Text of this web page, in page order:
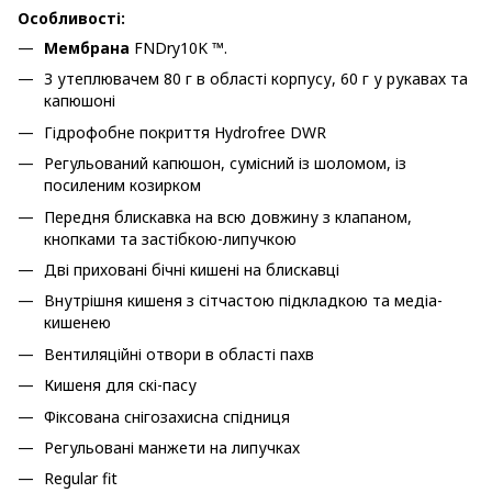
Особливості:
Мембрана FNDry10K ™.
З утеплювачем 80 г в області корпусу, 60 г у рукавах та
капюшоні
Гідрофобне покриття Hydrofree DWR
Регульований капюшон, сумісний із шоломом, із
посиленим козирком
Передня блискавка на всю довжину з клапаном,
кнопками та застібкою-липучкою
Дві приховані бічні кишені на блискавці
Внутрішня кишеня з сітчастою підкладкою та медіа-
кишенею
Вентиляційні отвори в області пахв
Кишеня для скі-пасу
Фіксована снігозахисна спідниця
Регульовані манжети на липучках
Regular fit